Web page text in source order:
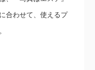
合わせて、使えるプ